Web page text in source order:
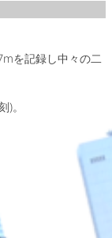
を記録し中々の二
。